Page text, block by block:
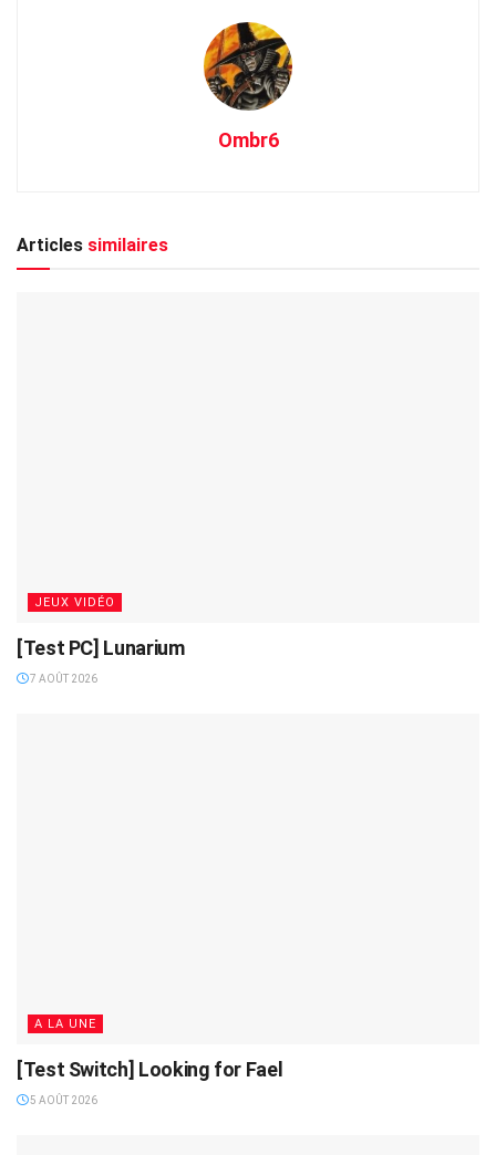
Ombr6
Articles similaires
JEUX VIDÉO
[Test PC] Lunarium
7 AOÛT 2026
A LA UNE
[Test Switch] Looking for Fael
5 AOÛT 2026